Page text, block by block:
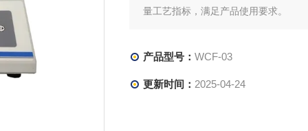
量工艺指标，满足产品使用要求。
产品型号： WCF-03
更新时间： 2025-04-24